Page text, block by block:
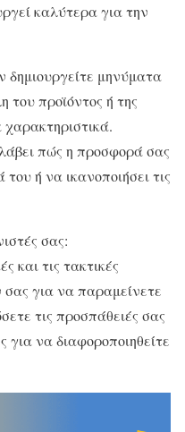
καλύτερα για την
μηνύματα
του προϊόντος ή της
πώς η προσφορά σας
ή να ικανοποιήσει τις
σας:
και τις τακτικές
για να παραμείνετε
τις προσπάθειές σας
να διαφοροποιηθείτε